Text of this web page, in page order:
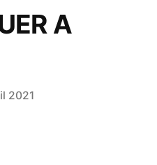
A
2021